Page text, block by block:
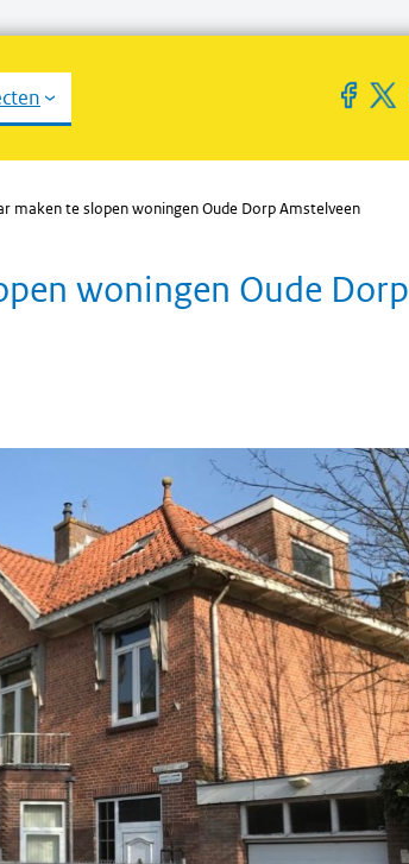
maken te slopen woningen Oude Dorp Amstelveen
woningen Oude Dorp